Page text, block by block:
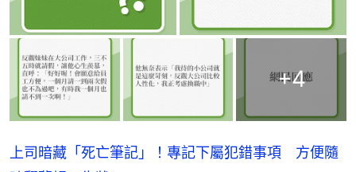
+4
上司暗藏「死亡筆記」！專記下屬犯錯事項 方便隨